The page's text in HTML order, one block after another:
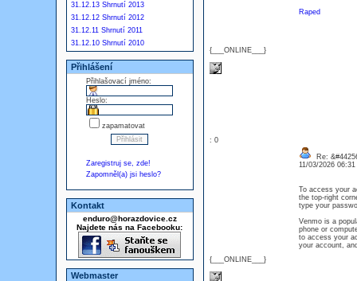
31.12.13 Shrnutí 2013
31.12.12 Shrnutí 2012
31.12.11 Shrnutí 2011
31.12.10 Shrnutí 2010
Přihlášení
Přihlašovací jméno:
Heslo:
zapamatovat
Zaregistruj se, zde!
Zapomněl(a) jsi heslo?
Kontakt
enduro@horazdovice.cz
Najdete nás na Facebooku:
Webmaster
{___ONLINE___}
Raped
: 0
{___ONLINE___}
Re:
11/03/2026
To access your
the top-right
type your
Venmo is a
phone or
to access your
your account,